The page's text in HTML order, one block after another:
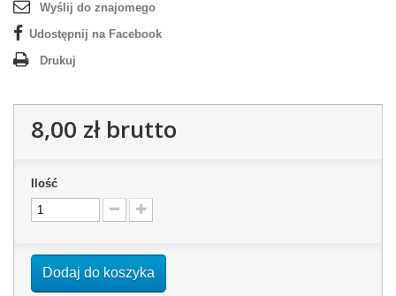
Wyślij do znajomego
Udostępnij na Facebook
Drukuj
8,00 złbrutto
Ilość
Dodaj do koszyka